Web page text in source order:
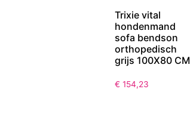
Trixie vital
hondenmand
sofa bendson
orthopedisch
grijs 100X80 CM
€ 154,23